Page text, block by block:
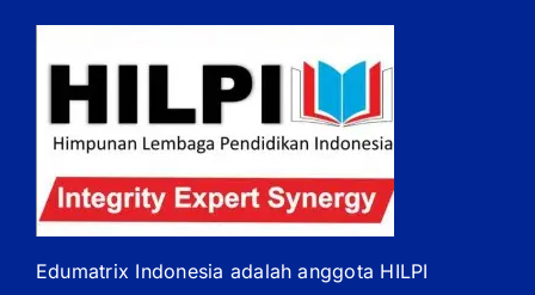
Edumatrix Indonesia adalah anggota HILPI